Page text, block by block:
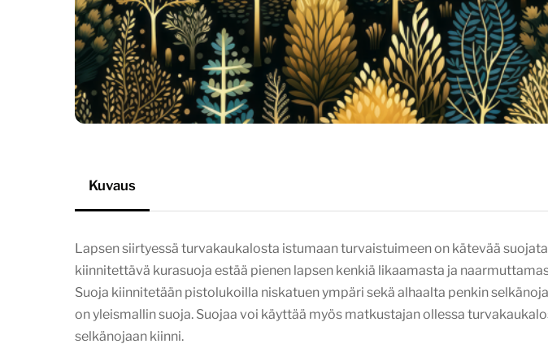
Kuvaus
Lapsen siirtyessä turvakaukalosta istumaan turvaistuimeen on kätevää
kiinnitettävä kurasuoja estää pienen lapsen kenkiä likaamasta ja
Suoja kiinnitetään pistolukoilla niskatuen ympäri sekä alhaalta penkin
on yleismallin suoja. Suojaa voi käyttää myös matkustajan ollessa
selkänojaan kiinni.